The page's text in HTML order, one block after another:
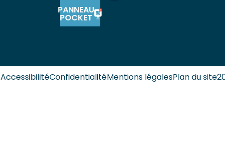
PANNEAU
POCKET
AccessibilitéConfidentialitéMentions légalesPlan du site